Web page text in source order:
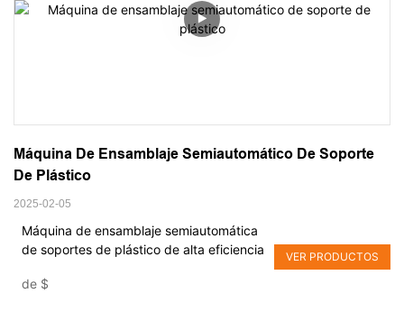
Máquina De Ensamblaje Semiautomático De Soporte
De Plástico
2025-02-05
Máquina de ensamblaje semiautomática
de soportes de plástico de alta eficiencia
de $
VER PRODUCTOS